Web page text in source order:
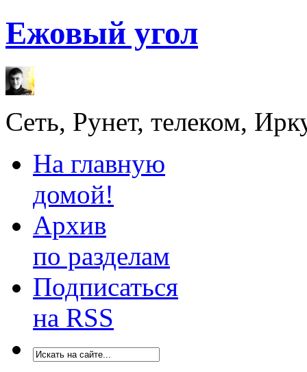
Ежовый угол
Сеть, Рунет, телеком,
На главную
домой!
Архив
по разделам
Подписаться
на RSS